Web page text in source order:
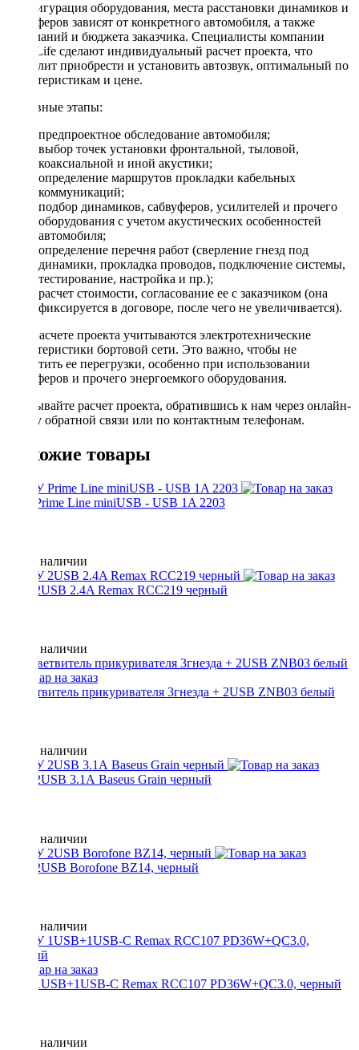
Конфигурация оборудования, места расстановки динамиков и
сабвуферов зависят от конкретного автомобиля, а также
пожеланий и бюджета заказчика. Специалисты компании
DriveLife сделают индивидуальный расчет проекта, что
позволит приобрести и установить автозвук, оптимальный по
характеристикам и цене.
Основные этапы:
предпроектное обследование автомобиля;
выбор точек установки фронтальной, тыловой,
коаксиальной и иной акустики;
определение маршрутов прокладки кабельных
коммуникаций;
подбор динамиков, сабвуферов, усилителей и прочего
оборудования с учетом акустических особенностей
автомобиля;
определение перечня работ (сверление гнезд под
динамики, прокладка проводов, подключение системы,
тестирование, настройка и пр.);
расчет стоимости, согласование ее с заказчиком (она
фиксируется в договоре, после чего не увеличивается).
При расчете проекта учитываются электротехнические
характеристики бортовой сети. Это важно, чтобы не
допустить ее перегрузки, особенно при использовании
сабвуферов и прочего энергоемкого оборудования.
Заказывайте расчет проекта, обратившись к нам через онлайн-
форму обратной связи или по контактным телефонам.
Похожие товары
АЗУ Prime Line miniUSB - USB 1A 2203
Нет в наличии
АЗУ 2USB 2.4A Remax RCC219 черный
Нет в наличии
Разветвитель прикуривателя 3гнезда + 2USB ZNB03 белый
Нет в наличии
АЗУ 2USB 3.1А Baseus Grain черный
Нет в наличии
АЗУ 2USB Borofone BZ14, черный
Нет в наличии
АЗУ 1USB+1USB-C Remax RCC107 PD36W+QC3.0, черный
Нет в наличии